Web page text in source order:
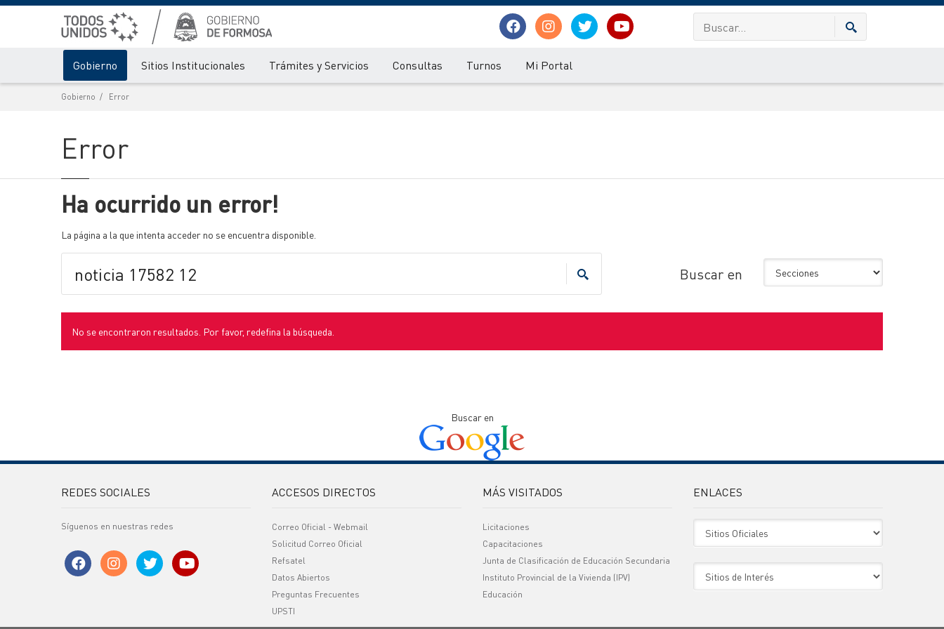
Gobierno Sitios Institucionales Trámites y Servicios Consultas Turnos Mi Portal
Gobierno Error
Error
Ha ocurrido un error!
La página a la que intenta acceder no se encuentra disponible.
Buscar en
No se encontraron resultados. Por favor, redefina la búsqueda.
Buscar en
REDES SOCIALES
Síguenos en nuestras redes
ACCESOS DIRECTOS
Correo Oficial - Webmail
Solicitud Correo Oficial
Refsatel
Datos Abiertos
Preguntas Frecuentes
UPSTI
MÁS VISITADOS
Licitaciones
Capacitaciones
Junta de Clasificación de Educación Secundaria
Instituto Provincial de la Vivienda (IPV)
Educación
ENLACES